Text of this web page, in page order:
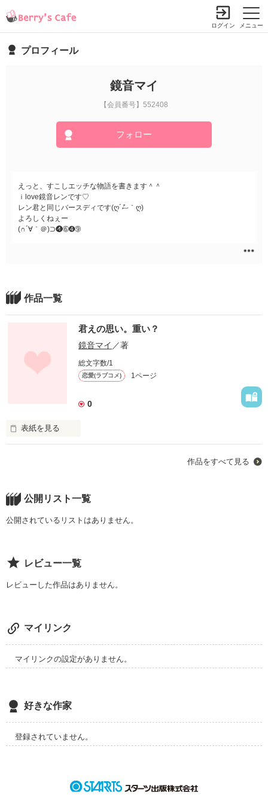
メニュー
ログイン
プロフィール
鏡音マイ
【会員番号】552408
フォロー
えっと、すこしエッチな物語を書きます＾＾
ｉlove鏡音レンです♡
レン君と同じバースディです(ღ´ސު｀ღ)
よろしくねぇー
(∩´∀｀＠)⊃❹➅➍➈
作品一覧
君えの思い。重い？
鏡音マイ ／著
総文字数/1
恋愛(ラブコメ) 1ページ
0
表紙を見る
作品をすべて見る
公開リスト一覧
公開されているリストはありません。
レビュー一覧
レビューした作品はありません。
マイリンク
マイリンクの設定がありません。
好きな作家
登録されていません。